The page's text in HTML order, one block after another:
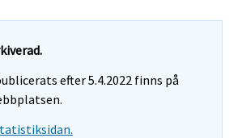
efter 5.4.2022 finns på